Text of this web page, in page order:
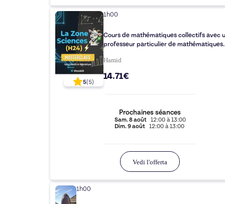
5(5)
1h00
Cours de mathématiques collectifs avec
professeur particulier de mathématiques.
Hamid
14.71€
Prochaines séances
Sam.8 août 12:00à13:00
Dim.9 août 12:00à13:00
Vedi l'offerta
1h00